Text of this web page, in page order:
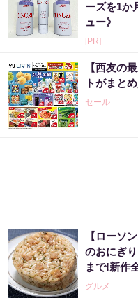
ーズを1か
ュー》
[PR]
【西友の
トがまと
セール
【ローソ
のおにぎ
まで!新作
グルメ